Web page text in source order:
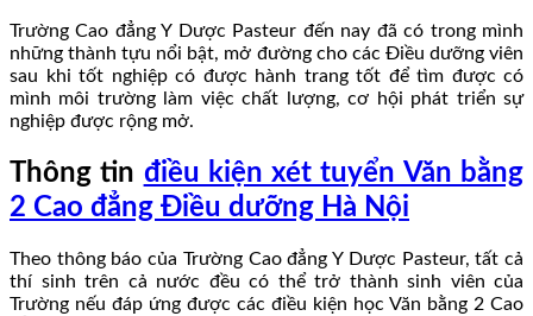
Trường Cao đẳng Y Dược Pasteur đến nay đã có trong mình
những thành tựu nổi bật, mở đường cho các Điều dưỡng viên
sau khi tốt nghiệp có được hành trang tốt để tìm được có
mình môi trường làm việc chất lượng, cơ hội phát triển sự
nghiệp được rộng mở.
Thông tin điều kiện xét tuyển Văn bằng
2 Cao đẳng Điều dưỡng Hà Nội
Theo thông báo của Trường Cao đẳng Y Dược Pasteur, tất cả
thí sinh trên cả nước đều có thể trở thành sinh viên của
Trường nếu đáp ứng được các điều kiện học Văn bằng 2 Cao